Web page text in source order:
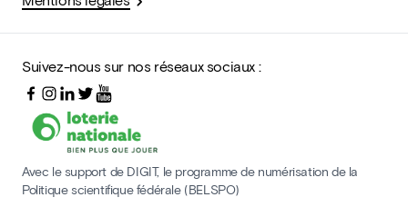
Suivez-nous sur nos réseaux sociaux :
Avec le support de DIGIT, le programme de numérisation de la
Politique scientifique fédérale (BELSPO)